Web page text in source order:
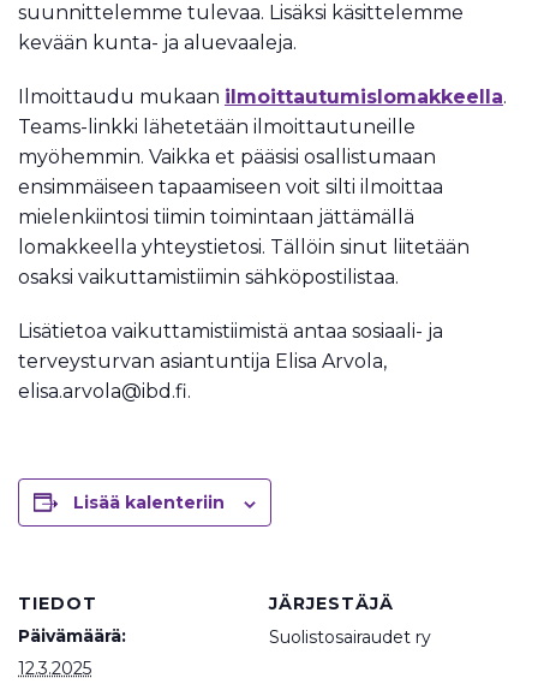
suunnittelemme tulevaa. Lisäksi käsittelemme
kevään kunta- ja aluevaaleja.
Ilmoittaudu mukaan ilmoittautumislomakkeella.
Teams-linkki lähetetään ilmoittautuneille
myöhemmin. Vaikka et pääsisi osallistumaan
ensimmäiseen tapaamiseen voit silti ilmoittaa
mielenkiintosi tiimin toimintaan jättämällä
lomakkeella yhteystietosi. Tällöin sinut liitetään
osaksi vaikuttamistiimin sähköpostilistaa.
Lisätietoa vaikuttamistiimistä antaa sosiaali- ja
terveysturvan asiantuntija Elisa Arvola,
elisa.arvola@ibd.fi.
Lisää kalenteriin
TIEDOT
Päivämäärä:
12.3.2025
JÄRJESTÄJÄ
Suolistosairaudet ry